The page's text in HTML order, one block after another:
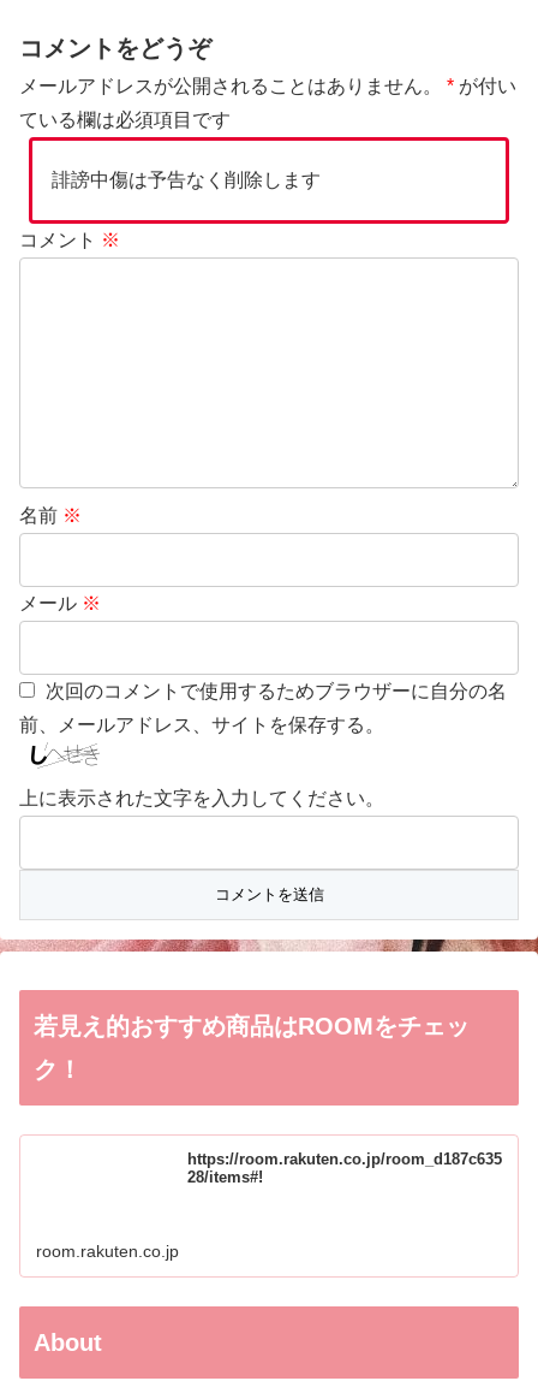
コメントをどうぞ
メールアドレスが公開されることはありません。 * が付い
ている欄は必須項目です
誹謗中傷は予告なく削除します
コメント ※
名前 ※
メール ※
次回のコメントで使用するためブラウザーに自分の名
前、メールアドレス、サイトを保存する。
上に表示された文字を入力してください。
若見え的おすすめ商品はROOMをチェッ
ク！
https://room.rakuten.co.jp/room_d187c635
28/items#!
room.rakuten.co.jp
About